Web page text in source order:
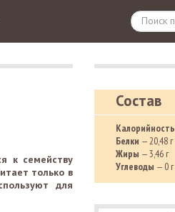
к семейству
только в
для
Состав
Калорийность
Белки — 20,48 г
Жиры — 3,46 г
Углеводы — 0 г